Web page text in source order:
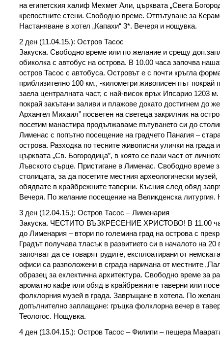
на египетския халиф Мехмет Али, църквата „Света
крепостните стени. Свободно време. Отпътуване за
Настаняване в хотел „Капахи“ 3*. Вечеря и нощувка.
2 ден (11.04.15.): Остров Тасос
Закуска. Свободно време или по желание и срещу
обиколка с автобус на острова. В 10.00 часа започва
остров Тасос с автобуса. Островът е с почти кръгла
приблизително 100 км., -километри живописен път покрай
заела централната част, с най-висок връх Ипсарио 1203
покрай закътани заливи и плажове докато достигнем до
Архангел Михаил” посветен на светеца закрилник на
посетим манастира продължаваме пътуването си до
Лименас с попътно посещение на градчето Панагия –
острова. Разходка по тесните живописни улички на града
църквата „Св. Богородица”, в която се пази част от
Лъвското сърце. Пристигане в Лименас. Свободно време
столицата, за да посетите местния археологически
обядвате в крайбрежните таверни. Късния след обяд
Вечеря. По желание посещение на Великденска литургия.
3 ден (12.04.15.): Остров Тасос – Лименария
Закуска. ЧЕСТИТО ВЪЗКРЕСЕНИЕ ХРИСТОВО! В 11.00
до Лименария – втори по големина град на острова с
Градът получава тласък в развитието си в началото на 20
започват да се товарят рудите, експлоатирани от
офиси са разположени в сграда наричана от местните
образец за еклектична архитектура. Свободно време за
ароматно кафе или обяд в крайбрежните таверни или
фолклорния музей в града. Завръщане в хотела. По
допълнително заплащане: гръцка фолклорна вечер в
Теологос. Нощувка.
4 ден (13.04.15.): Остров Тасос – Филипи – пещера